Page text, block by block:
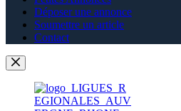
Déposer une annonce
Soumettre un article
Contact